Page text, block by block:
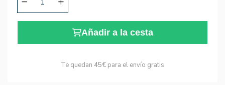
Añadir a la cesta
Te quedan 45€ para el envío gratis